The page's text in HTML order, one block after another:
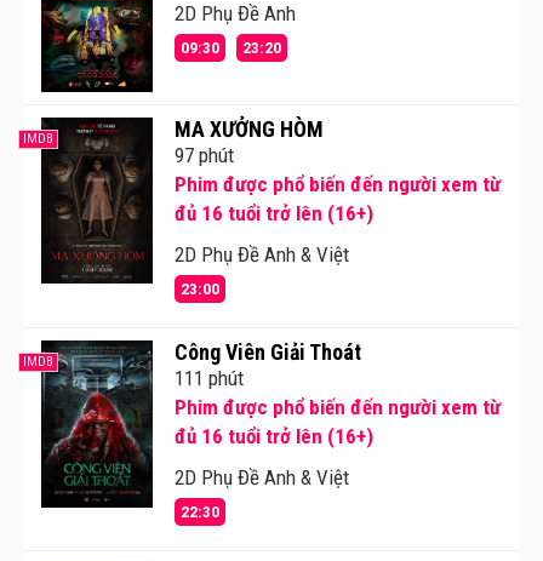
2D Phụ Đề Anh
09:30 23:20
IMDB MA XƯỞNG HÒM
97 phút
Phim được phổ biến đến người xem từ
đủ 16 tuổi trở lên (16+)
2D Phụ Đề Anh & Việt
23:00
IMDB Công Viên Giải Thoát
111 phút
Phim được phổ biến đến người xem từ
đủ 16 tuổi trở lên (16+)
2D Phụ Đề Anh & Việt
22:30